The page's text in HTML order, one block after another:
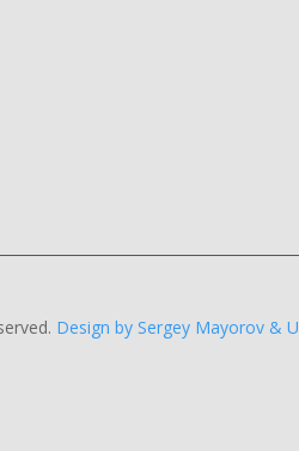
Design by Sergey Mayorov &